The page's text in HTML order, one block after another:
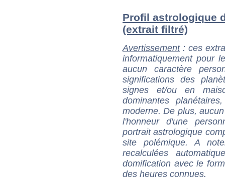
Profil astrologique
(extrait filtré)
Avertissement: ces
informatiquement pour
aucun caractère
significations des
signes et/ou en
dominantes
moderne. De plus,
l'honneur d'une
portrait astrologique
site polémique. A
recalculées
domification avec le
des heures connues.